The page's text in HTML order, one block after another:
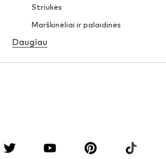
Striukės
Marškinėliai ir palaidinės
Apatiniai
Palaidinės ir tunikos
Premium
Daugiau